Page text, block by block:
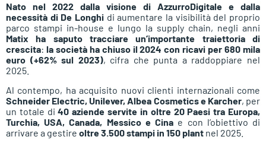
Nato nel 2022 dalla visione di AzzurroDigitale e dalla
necessità di De Longhi di aumentare la visibilità del proprio
parco stampi in-house e lungo la supply chain, negli anni
Matix ha saputo tracciare un’importante traiettoria di
crescita: la società ha chiuso il 2024 con ricavi per 680 mila
euro (+62% sul 2023), cifra che punta a raddoppiare nel
2025.
Al contempo, ha acquisito nuovi clienti internazionali come
Schneider Electric, Unilever, Albea Cosmetics e Karcher, per
un totale di40 aziende servite in oltre 20 Paesi tra Europa,
Turchia, USA, Canada, Messico e Cina e con l’obiettivo di
arrivare a gestire oltre 3.500 stampi in 150 plant nel 2025.